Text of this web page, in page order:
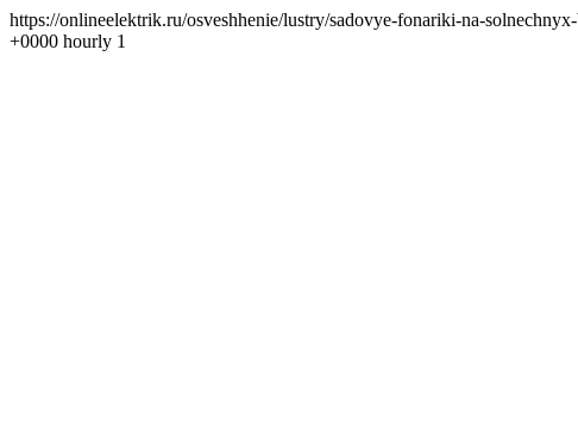
https://onlineelektrik.ru/osveshhenie/lustry/sadovye-fonariki-na-
+0000 hourly 1